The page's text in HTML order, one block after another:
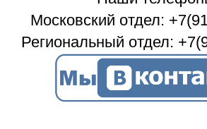
Московский отдел:
Региональный отдел: